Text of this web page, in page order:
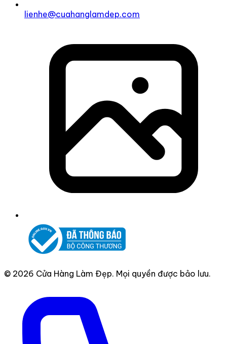
lienhe@cuahanglamdep.com
© 2026 Cửa Hàng Làm Đẹp. Mọi quyền được bảo lưu.